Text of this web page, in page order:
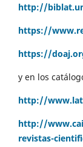
http://
https://
https://
y en los
http://
http://
revistas-